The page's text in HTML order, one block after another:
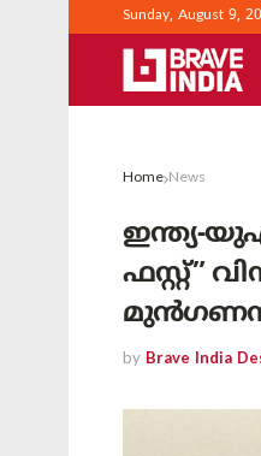
Sunday, August 9,
Home News
ഇന്ത്യ-
ഫസ്റ്റ്”
by Brave India